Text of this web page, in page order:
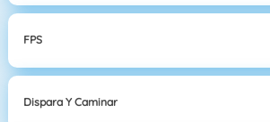
FPS
Dispara Y Caminar